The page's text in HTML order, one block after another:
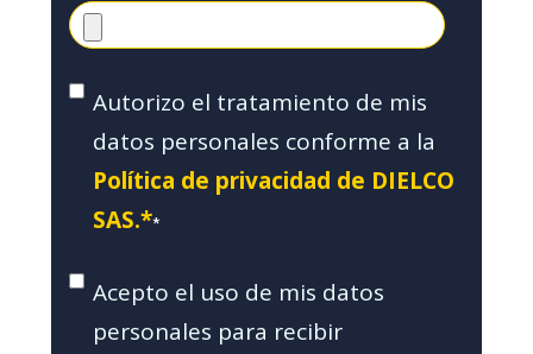
Autorizo el tratamiento de mis
datos personales conforme a la
Política de privacidad de DIELCO
SAS.**
Acepto el uso de mis datos
personales para recibir